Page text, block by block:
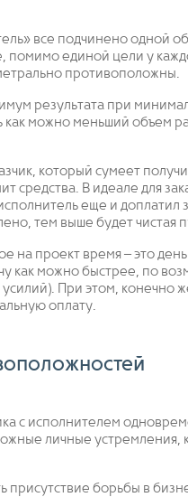
все подчинено одной
помимо единой цели у
противоположны.
результата при
как можно меньший объем
который сумеет
средства. В идеале для
еще и доплатил
тем выше будет чистая
на проект время – это
как можно быстрее, по
При этом, конечно
оплату.
с исполнителем
личные устремления,
присутствие борьбы в